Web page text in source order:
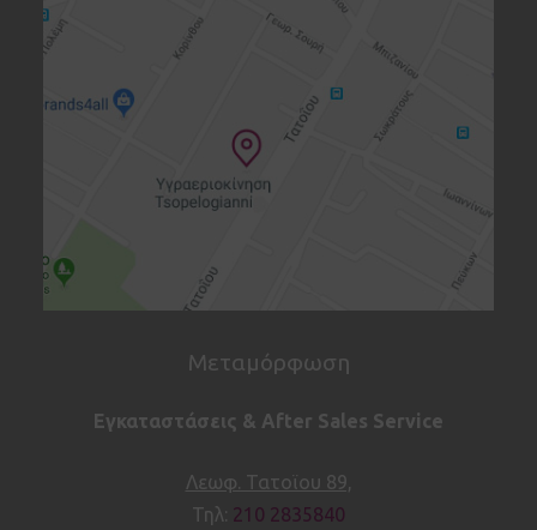
Μεταμόρφωση
Εγκαταστάσεις & After Sales Service
Λεωφ. Τατοϊου 89,
Τηλ: 210 2835840